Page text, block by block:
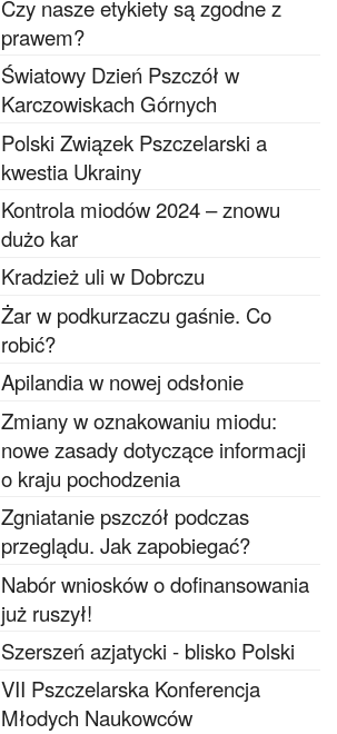
Czy nasze etykiety są zgodne z
prawem?
Światowy Dzień Pszczół w
Karczowiskach Górnych
Polski Związek Pszczelarski a
kwestia Ukrainy
Kontrola miodów 2024 – znowu
dużo kar
Kradzież uli w Dobrczu
Żar w podkurzaczu gaśnie. Co
robić?
Apilandia w nowej odsłonie
Zmiany w oznakowaniu miodu:
nowe zasady dotyczące informacji
o kraju pochodzenia
Zgniatanie pszczół podczas
przeglądu. Jak zapobiegać?
Nabór wniosków o dofinansowania
już ruszył!
Szerszeń azjatycki - blisko Polski
VII Pszczelarska Konferencja
Młodych Naukowców